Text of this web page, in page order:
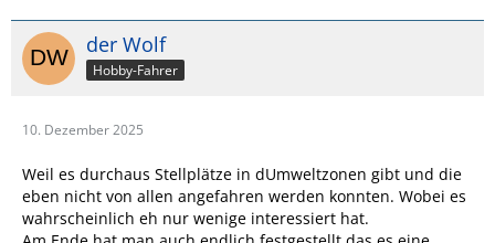
der Wolf
Hobby-Fahrer
10. Dezember 2025
Weil es durchaus Stellplätze in dUmweltzonen gibt und die
eben nicht von allen angefahren werden konnten. Wobei es
wahrscheinlich eh nur wenige interessiert hat.